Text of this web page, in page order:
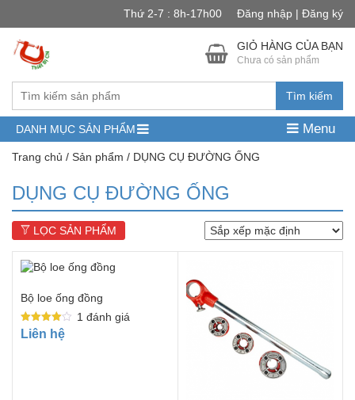
Thứ 2-7 : 8h-17h00 Đăng nhập | Đăng ký
Tìm kiếm
GIỎ HÀNG CỦA BẠN
Chưa có sản phẩm
DANH MỤC SẢN PHẨM Menu
Trang chủ / Sản phẩm / DỤNG CỤ ĐƯỜNG ỐNG
DỤNG CỤ ĐƯỜNG ỐNG
LỌC SẢN PHẨM
Bộ loe ống đồng
Được xếp
hạng
1 đánh giá
Liên hệ